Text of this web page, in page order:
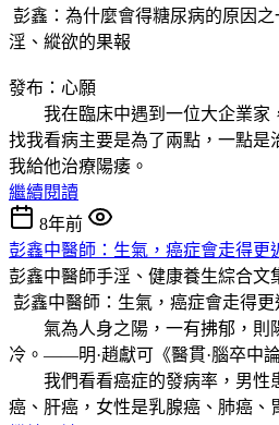
彭鑫：為什麼會得糖尿病的原因
淫、縱欲的果報
發布：心願
我在臨床中遇到一位大企業家
找我看病主要是為了兩點，一點是
我給他治療陽痿。
繼續閱讀
8年前
彭鑫中醫師：生氣，癌症會走得
彭鑫中醫師手淫、健康養生綜合文
彭鑫中醫師：生氣，癌症會走得
氣為人身之陽，一有拂郁，則
冷。——明·趙獻可《醫貫·腦卒中論
我們看看癌症的發病率，男性
癌、肝癌，女性是乳腺癌、肺癌、